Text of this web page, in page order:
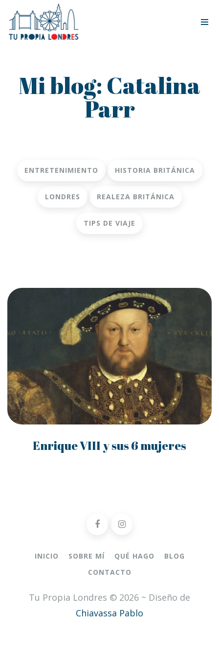
Mi blog: Catalina
Parr
ENTRETENIMIENTO HISTORIA BRITÁNICA
LONDRES REALEZA BRITÁNICA
TIPS DE VIAJE
Enrique VIII y sus 6 mujeres
INICIO SOBRE MÍ QUÉ HAGO
BLOG
CONTACTO
Tu Propia Londres © 2026 ~ Diseño de
Chiavassa Pablo